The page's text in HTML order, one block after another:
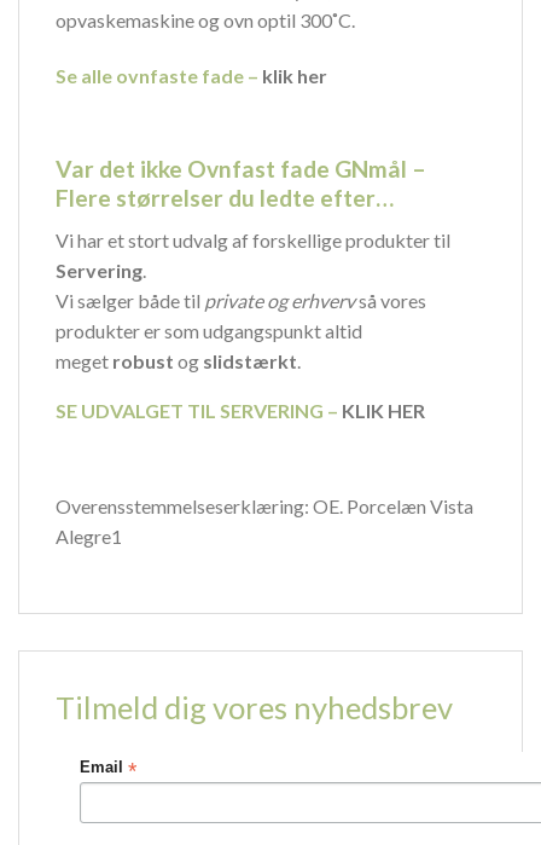
opvaskemaskine og ovn optil 300˚C.
Se alle ovnfaste fade – klik her
Var det ikke Ovnfast fade GNmål –
Flere størrelser du ledte efter…
Vi har et stort udvalg af forskellige produkter til
Servering.
Vi sælger både til private og erhvervså vores
produkter er som udgangspunkt altid
meget robust og slidstærkt.
SE UDVALGET TIL SERVERING – KLIK HER
Overensstemmelseserklæring: OE. Porcelæn Vista
Alegre1
Tilmeld dig vores nyhedsbrev
Email *